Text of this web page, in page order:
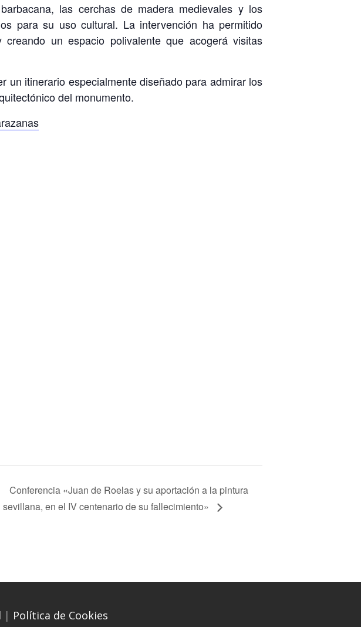
las cerchas de madera medievales y los
para su uso cultural. La intervención ha permitido
un espacio polivalente que acogerá visitas
un itinerario especialmente diseñado para admirar los
del monumento.
Conferencia «Juan de Roelas y su aportación a la pintura
sevillana, en el IV centenario de su fallecimiento»
| Política de Cookies